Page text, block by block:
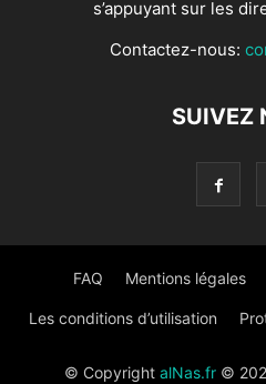
s’appuyant sur les
Contactez-nous:
SUIVEZ
FAQ Mentions légales
Les conditions d’utilisation
© Copyright alNas.fr©